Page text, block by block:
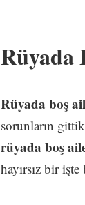
Rüyada
Rüyada boş
sorunların
rüyada boş
hayırsız bir